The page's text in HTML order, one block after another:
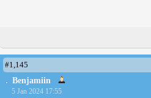
#1,145
Benjamiin
5 Jan 2024 17:55